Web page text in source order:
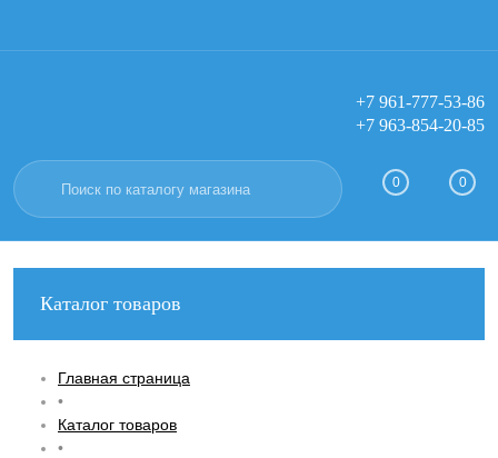
Вход Регистрация
+7 961-777-53-86
+7 963-854-20-85
0 0
Каталог товаров
Главная страница
•
Каталог товаров
•